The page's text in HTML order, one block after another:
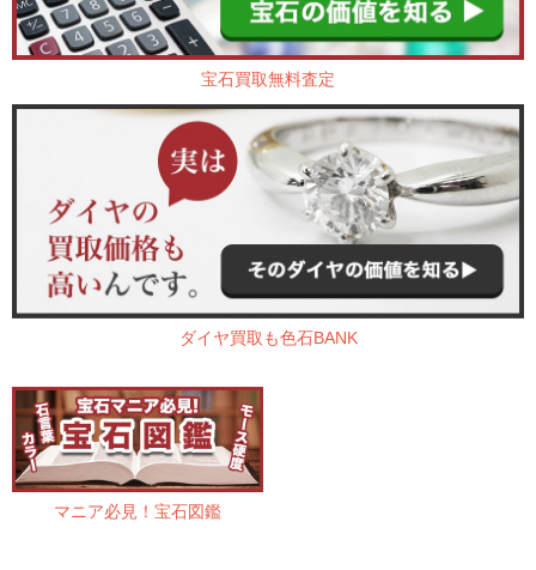
宝石買取無料査定
ダイヤ買取も色石BANK
マニア必見！宝石図鑑